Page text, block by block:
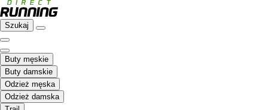
Szukaj
Buty męskie
Buty damskie
Odzież męska
Odzież damska